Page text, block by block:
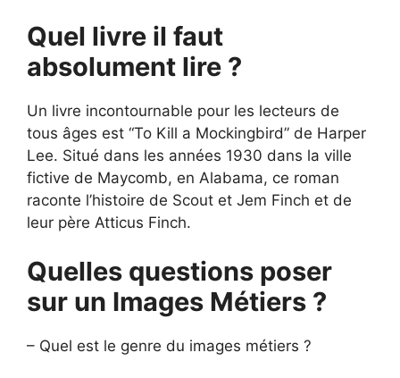
Quel livre il faut
absolument lire ?
Un livre incontournable pour les lecteurs de
tous âges est “To Kill a Mockingbird” de Harper
Lee. Situé dans les années 1930 dans la ville
fictive de Maycomb, en Alabama, ce roman
raconte l’histoire de Scout et Jem Finch et de
leur père Atticus Finch.
Quelles questions poser
sur un Images Métiers ?
– Quel est le genre du images métiers ?